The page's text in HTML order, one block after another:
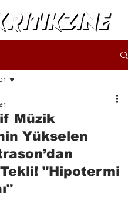
Müzik
Yükselen
"Hipotermi